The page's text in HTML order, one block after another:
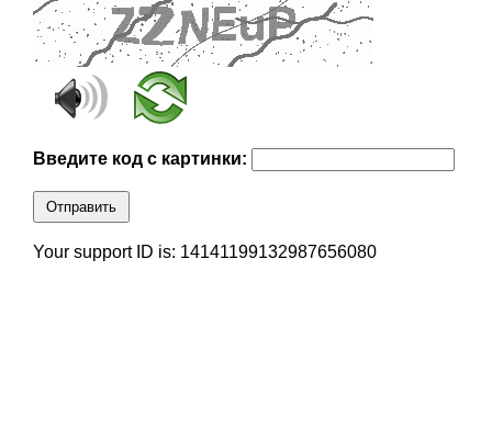
Введите код с картинки:
Отправить
Your support ID is: 14141199132987656080